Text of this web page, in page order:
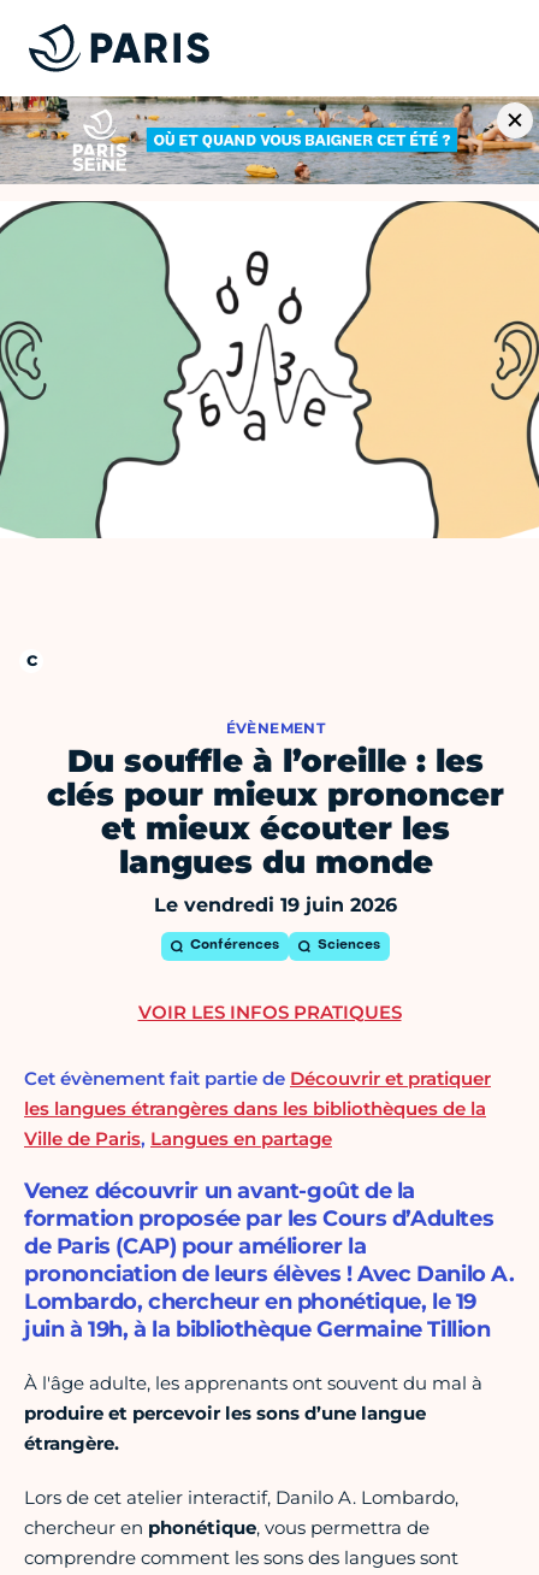
ÉVÈNEMENT
Du souffle à l’oreille : les
clés pour mieux prononcer
et mieux écouter les
langues du monde
Le vendredi 19 juin 2026
Conférences Sciences
Cet évènement fait partie de Découvrir et pratiquer
les langues étrangères dans les bibliothèques de la
Ville de Paris, Langues en partage
Venez découvrir un avant-goût de la
formation proposée par les Cours d’Adultes
de Paris (CAP) pour améliorer la
prononciation de leurs élèves ! Avec Danilo A.
Lombardo, chercheur en phonétique, le 19
juin à 19h, à la bibliothèque Germaine Tillion
À l'âge adulte, les apprenants ont souvent du mal à
produire et percevoir les sons d’une langue
étrangère.
Lors de cet atelier interactif, Danilo A. Lombardo,
chercheur en phonétique, vous permettra de
comprendre comment les sons des langues sont
VOIR LES INFOS PRATIQUES